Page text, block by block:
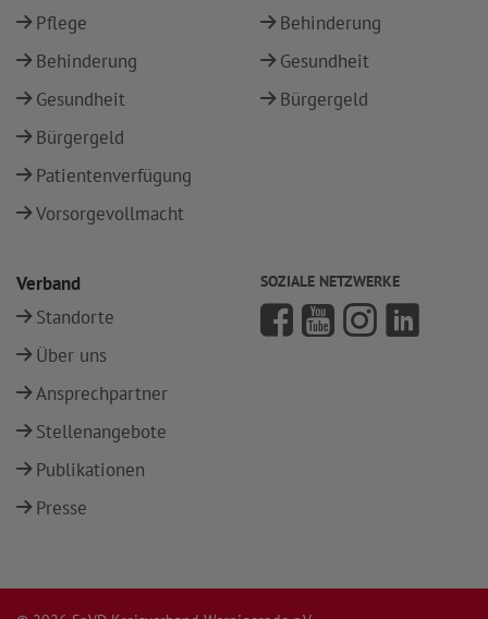
Pflege
Behinderung
Gesundheit
Bürgergeld
Patientenverfügung
Vorsorgevollmacht
Behinderung
Gesundheit
Bürgergeld
Verband
Standorte
Über uns
Ansprechpartner
Stellenangebote
Publikationen
Presse
SOZIALE NETZWERKE